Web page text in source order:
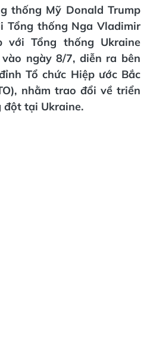
thống Mỹ Donald Trump
Tổng thống Nga Vladimir
với Tổng thống Ukraine
ngày 8/7, diễn ra bên
Tổ chức Hiệp ước Bắc
nhằm trao đổi về triển
đột tại Ukraine.